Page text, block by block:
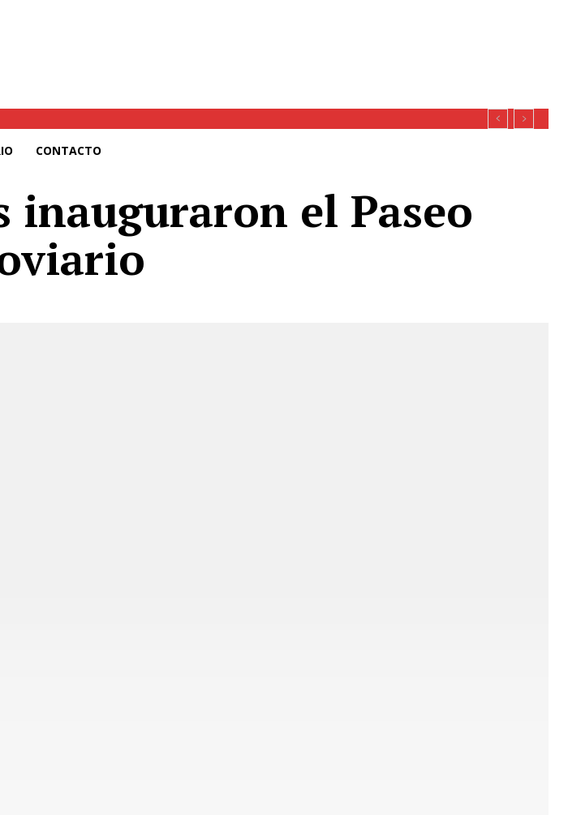
y habilitan tránsito parcial en la ruta a Galvarino
CONTACTO
inauguraron el Paseo